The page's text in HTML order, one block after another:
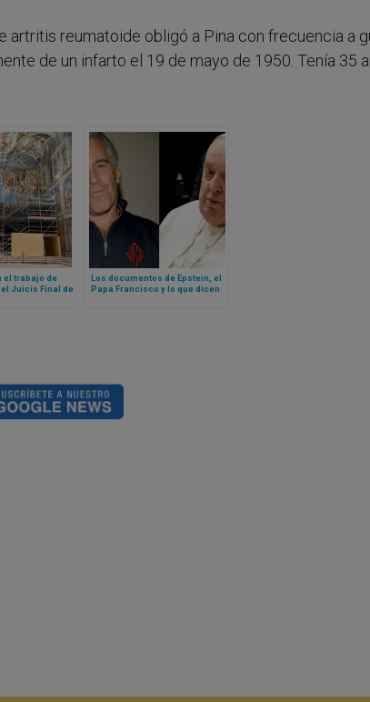
artritis reumatoide obligó a Pina con frecuencia a
de un infarto el 19 de mayo de 1950. Tenía 35
el trabajo de
Juicio Final de
Capilla Sixtina
Los documentos de Epstein, el
Papa Francisco y lo que dicen